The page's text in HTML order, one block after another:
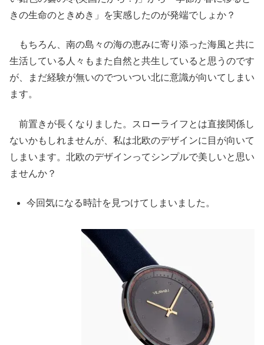
きの生命のときめき」を実感したのが発端でしょか？
もちろん、南の島々の海の恵みに寄り添った海風と共に
生活している人々もまた自然と共生していると思うのです
が、まだ経験が無いのでついつい北に意識が向いてしまい
ます。
前置きが長くなりました。スローライフとは直接関係し
ないかもしれませんが、私は北欧のデザインに目が向いて
しまいます。北欧のデザインってシンプルで美しいと思い
ませんか？
今回気になる時計を見つけてしまいました。